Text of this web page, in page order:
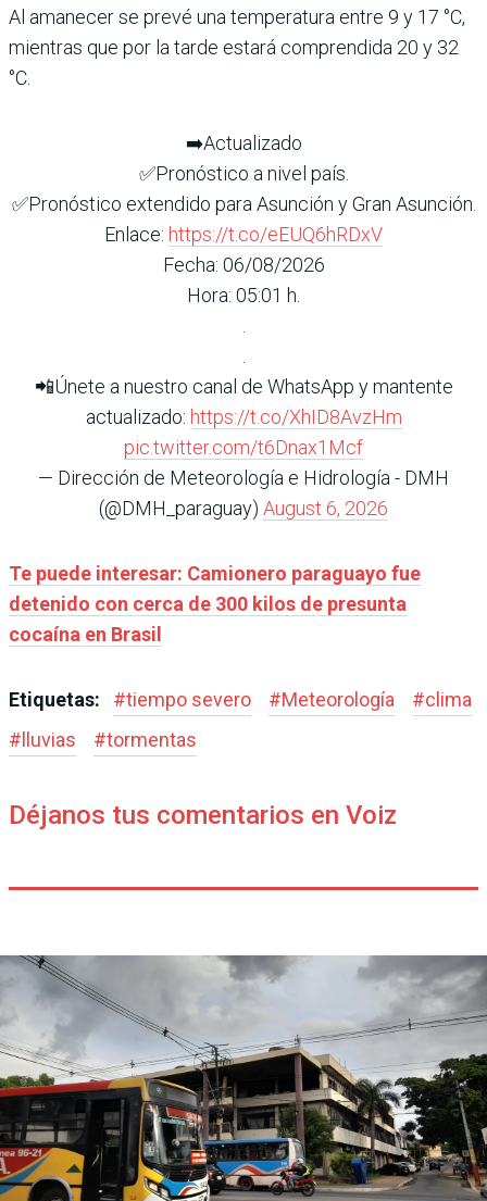
Al amanecer se prevé una temperatura entre 9 y 17 °C,
mientras que por la tarde estará comprendida 20 y 32
°C.
➡️Actualizado
✅Pronóstico a nivel país.
✅Pronóstico extendido para Asunción y Gran Asunción.
Enlace: https://t.co/eEUQ6hRDxV
Fecha: 06/08/2026
Hora: 05:01 h.
📲Únete a nuestro canal de WhatsApp y mantente
actualizado: https://t.co/XhID8AvzHm
pic.twitter.com/t6Dnax1Mcf
— Dirección de Meteorología e Hidrología - DMH
(@DMH_paraguay) August 6, 2026
Te puede interesar: Camionero paraguayo fue
detenido con cerca de 300 kilos de presunta
cocaína en Brasil
Etiquetas: #tiempo severo #Meteorología #clima
# lluvias #tormentas
Déjanos tus comentarios en Voiz